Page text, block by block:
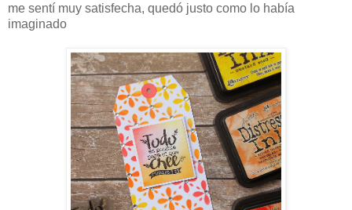
me sentí muy satisfecha, quedó justo como lo había
imaginado